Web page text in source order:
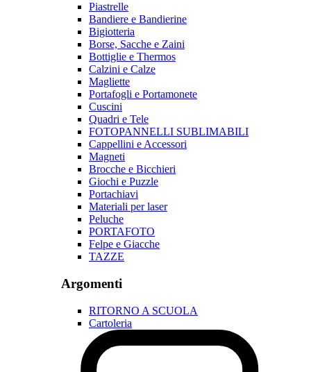
Piastrelle
Bandiere e Bandierine
Bigiotteria
Borse, Sacche e Zaini
Bottiglie e Thermos
Calzini e Calze
Magliette
Portafogli e Portamonete
Cuscini
Quadri e Tele
FOTOPANNELLI SUBLIMABILI
Cappellini e Accessori
Magneti
Brocche e Bicchieri
Giochi e Puzzle
Portachiavi
Materiali per laser
Peluche
PORTAFOTO
Felpe e Giacche
TAZZE
Argomenti
RITORNO A SCUOLA
Cartoleria